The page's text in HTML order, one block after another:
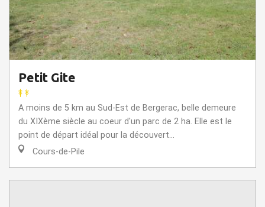
Petit Gite
A moins de 5 km au Sud-Est de Bergerac, belle demeure
du XIXème siècle au coeur d'un parc de 2 ha. Elle est le
point de départ idéal pour la découvert...
Cours-de-Pile